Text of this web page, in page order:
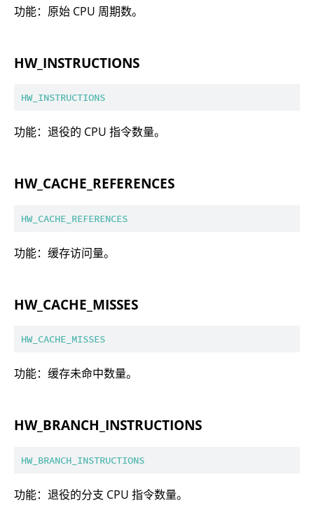
功能：原始 CPU 周期数。
HW_INSTRUCTIONS
HW_INSTRUCTIONS
功能：退役的 CPU 指令数量。
HW_CACHE_REFERENCES
HW_CACHE_REFERENCES
功能：缓存访问量。
HW_CACHE_MISSES
HW_CACHE_MISSES
功能：缓存未命中数量。
HW_BRANCH_INSTRUCTIONS
HW_BRANCH_INSTRUCTIONS
功能：退役的分支 CPU 指令数量。